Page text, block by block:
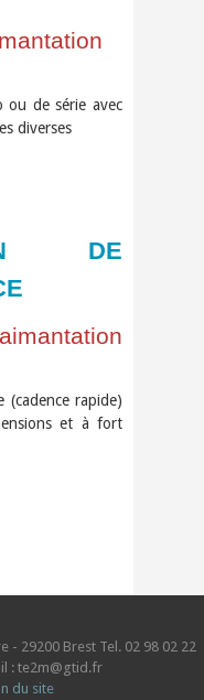
ou de série avec
diverses
DE
(cadence rapide)
et à fort
- 29200 Brest Tel. 02 98 02 22
: te2m@gtid.fr
du site